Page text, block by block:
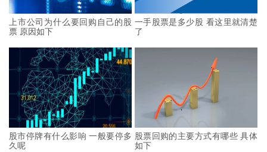
上市公司为什么要回购自己的股
票 原因如下
一手股票是多少股 看这里就清楚
了
股市停牌有什么影响 一般要停多
久呢
股票回购的主要方式有哪些 具体
如下